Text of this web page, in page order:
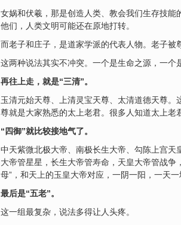
女娲和伏羲，那是创造人类、教会我们生存技
他们，人类文明可能还在原地打转。
而老子和庄子，是道家学派的代表人物。老子被
这两种说法其实不冲突。一个是生命之源，一个
再往上走，就是“三清”。
玉清元始天尊、上清灵宝天尊、太清道德天尊
尊就是大家熟悉的太上老君。很多人知道太上
“四御”就比较接地气了。
中天紫微北极大帝、南极长生大帝、勾陈上宫
大帝管星星，长生大帝管寿命，天皇大帝管战争
母”，和天上的玉皇大帝对应，一阴一阳，一天一
最后是“五老”。
这一组最复杂，说法多得让人头疼。